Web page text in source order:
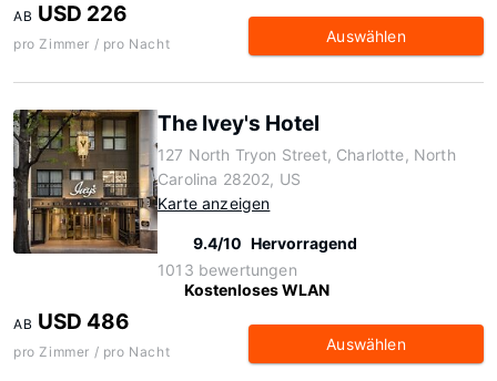
AB USD 226
pro Zimmer / pro Nacht Auswählen
The Ivey's Hotel
127 North Tryon Street, Charlotte, North
Carolina 28202, US
Karte anzeigen
9.4/10 Hervorragend
1013 bewertungen
Kostenloses WLAN
AB USD 486
pro Zimmer / pro Nacht Auswählen